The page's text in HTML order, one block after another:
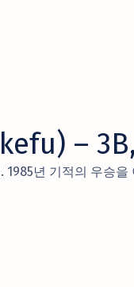
–
년 기적의 우승을